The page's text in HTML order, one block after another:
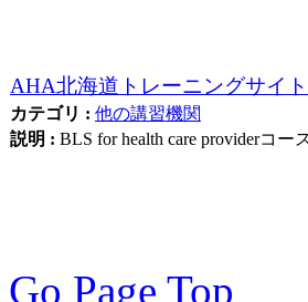
AHA北海道トレーニングサイト
カテゴリ : 他の講習機関
説明 : BLS for health care providerコ
Go Page Top